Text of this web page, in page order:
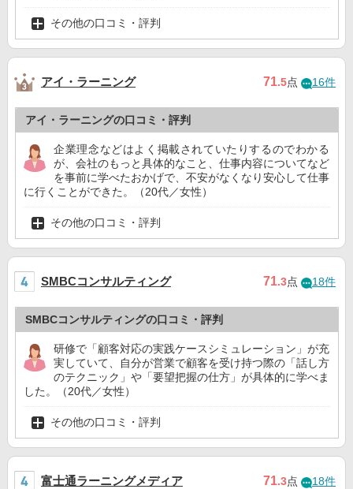
その他の口コミ・評判
アイ・ラーニング 71.5点 16件
アイ・ラーニングの口コミ・評判
企業理念などはよく掲載されていたりするのでわかる
が、会社のもっと具体的なこと、仕事内容についてなど
を事前に学べたおかげで、不安がなくなり安心して仕事
に行くことができた。（20代／女性）
その他の口コミ・評判
SMBCコンサルティング 71.3点 18件
SMBCコンサルティングの口コミ・評判
研修で「顧客対応の実践ケースシミュレーション」が充
実していて、自分が営業で顧客を受け持つ際の「話し方
のテクニック」や「要望把握の仕方」が具体的に学べま
した。（20代／女性）
その他の口コミ・評判
富士通ラーニングメディア 71.3点 18件